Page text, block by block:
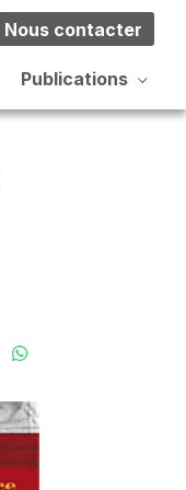
Publications
Nous contacter